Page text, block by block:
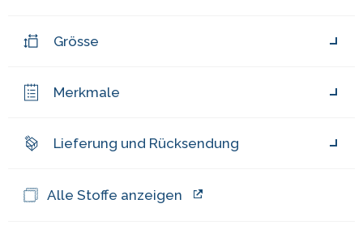
Grösse
Merkmale
Lieferung und Rücksendung
Alle Stoffe anzeigen